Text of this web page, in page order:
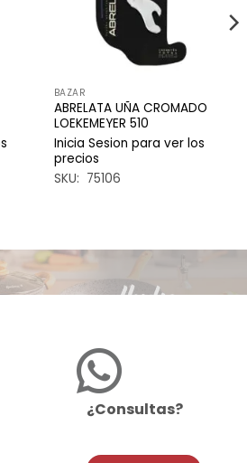
BAZAR
ABRELATA UÑA CROMADO
LOEKEMEYER 510
Inicia Sesion para ver los
precios
SKU: 75106
¿Consultas?